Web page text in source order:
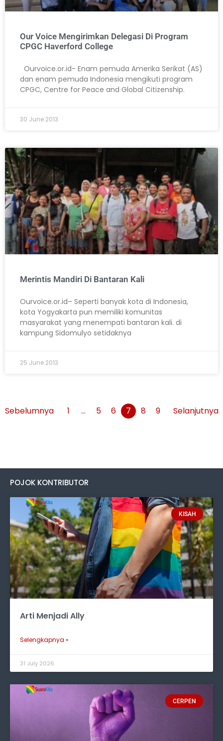
Our Voice Mengirimkan Delegasi Di Program
CPGC Haverford College
Ourvoice.or.id- Enam pemuda Amerika Serikat (AS)
dan enam pemuda Indonesia mengikuti program
CPGC, Centre for Peace and Global Citizenship.
30 June 2013
Merintis Mandiri Di Bantaran Kali
Ourvoice.or.id– Seperti banyak kota di Indonesia,
kota Yogyakarta pun memiliki komunitas
masyarakat yang menempati bantaran kali. di
kampung Sidomulyo setidaknya
25 June 2013
Sebelumnya 1 … 5 6 7 8 9 Selanjutnya
POJOK KONTRIBUTOR
KISAH
Arti Menjadi Ally
Selengkapnya »
31 July 2026
CERPEN